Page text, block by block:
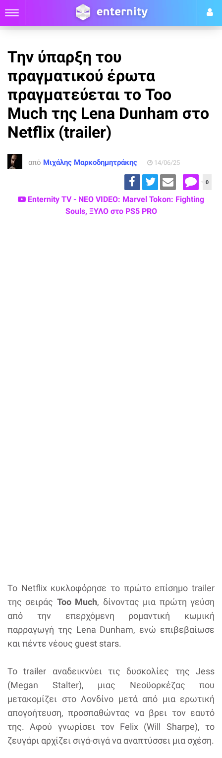
Την ύπαρξη του
πραγματικού έρωτα
πραγματεύεται το Too
Much της Lena Dunham στο
Netflix (trailer)
από Μιχάλης Μαρκοδημητράκης 14/06/25
0
Enternity TV - ΝΕΟ VIDEO: Marvel Tokon: Fighting
Souls, ΞΥΛΟ στο PS5 PRO
Το Netflix κυκλοφόρησε το πρώτο επίσημο trailer
της σειράς Too Much, δίνοντας μια πρώτη γεύση
από την επερχόμενη ρομαντική κωμική
παρραγωγή της Lena Dunham, ενώ επιβεβαίωσε
και πέντε νέους guest stars.
Το trailer αναδεικνύει τις δυσκολίες της Jess
(Megan Stalter), μιας Νεοϋορκέζας που
μετακομίζει στο Λονδίνο μετά από μια ερωτική
απογοήτευση, προσπαθώντας να βρει τον εαυτό
της. Αφού γνωρίσει τον Felix (Will Sharpe), το
ζευγάρι αρχίζει σιγά-σιγά να αναπτύσσει μια σχέση.